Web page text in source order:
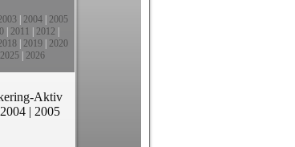
2004 2005
2011 2012
2019 2020
2025| 2026
Aktiv
2004 | 2005